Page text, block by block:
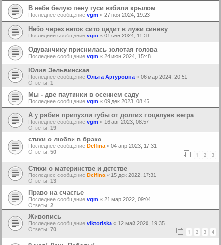
В небе белую пену гуси взбили крылом
Последнее сообщение vgm « 27 ноя 2024, 19:23
Небо через веток сито цедит в лужи синеву
Последнее сообщение vgm « 01 сен 2024, 11:33
Одуванчику приснилась золотая голова
Последнее сообщение vgm « 24 июн 2024, 15:48
Юлия Зельвинская
Последнее сообщение Ольга Артуровна « 06 мар 2024, 20:51
Ответы: 1
Мы - две паутинки в осеннем саду
Последнее сообщение vgm « 09 дек 2023, 08:46
А у рябин припухли губы от долгих поцелуев ветра
Последнее сообщение vgm « 16 авг 2023, 08:57
Ответы: 19
стихи о любви в браке
Последнее сообщение Delfina « 04 апр 2023, 17:31
Ответы: 50 1 2 3
Стихи о материнстве и детстве
Последнее сообщение Delfina « 15 дек 2022, 17:31
Ответы: 13
Право на счастье
Последнее сообщение vgm « 21 мар 2022, 09:04
Ответы: 2
Живопись
Последнее сообщение viktoriska « 12 май 2020, 19:35
Ответы: 70 1 2 3 4